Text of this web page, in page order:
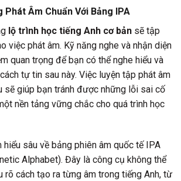
Phát Âm Chuẩn Với Bảng IPA
lộ trình học tiếng Anh cơ bản sẽ tập
việc phát âm. Kỹ năng nghe và nhận diện
quan trọng để bạn có thể nghe hiểu và
tự tin sau này. Việc luyện tập phát âm
sẽ giúp bạn tránh được những lỗi sai cố
nền tảng vững chắc cho quá trình học
hiểu sâu về bảng phiên âm quốc tế IPA
Alphabet). Đây là công cụ không thể
rõ cách tạo ra từng âm trong tiếng Anh, từ